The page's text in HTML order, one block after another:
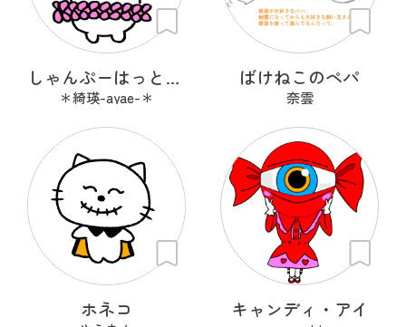
しゃんぷーはっときゃっと
＊綺瑛-ayae-＊
ばけねこのペパ
奈雲
ホネコ キャンディ・アイ